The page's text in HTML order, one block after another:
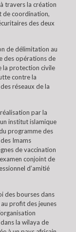
travers la création
de coordination,
des deux
de délimitation au
des opérations de
la protection civile
contre la
réseaux de la
par la
institut islamique
programme des
Imams
de vaccination
conjoint de
d’amitié
des bourses dans
profit des jeunes
la wilaya de